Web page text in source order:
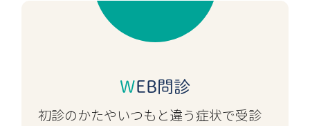
月3日) の診療開始時間を遅らせ
る、または午前中の診療を休診さ
診療体制に変更が生じる場合
当ホームページにてお知らせする
WEB問診
初診のかたやいつもと違う症状で受診